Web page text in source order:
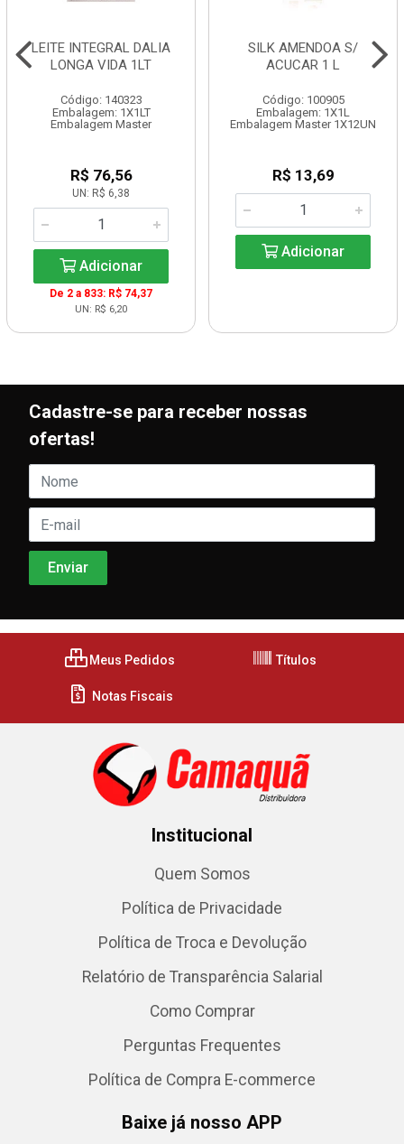
LEITE INTEGRAL DALIA
LONGA VIDA 1LT
Código: 140323
Embalagem: 1X1LT
Embalagem Master
R$ 76,56
UN: R$ 6,38
Adicionar
De 2 a 833: R$ 74,37
UN: R$ 6,20
SILK AMENDOA S/
ACUCAR 1 L
Código: 100905
Embalagem: 1X1L
Embalagem Master 1X12UN
R$ 13,69
Adicionar
Cadastre-se para receber nossas
ofertas!
Meus Pedidos Títulos
Notas Fiscais
Institucional
Quem Somos
Política de Privacidade
Política de Troca e Devolução
Relatório de Transparência Salarial
Como Comprar
Perguntas Frequentes
Política de Compra E-commerce
Baixe já nosso APP